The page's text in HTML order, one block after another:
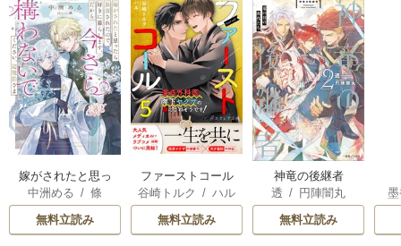
嫁がされたと思っ
たら放置されたの
で、好きに暮らし
ます。だから今さ
中洲める /條
無料立読み
ファーストコール
～童貞外科医、年
下ヤクザの嫁にさ
れそうです！～
谷崎トルク /ハル
無料立読み
神竜の後継者
透 / 円陣闇丸
無料立読み
馨